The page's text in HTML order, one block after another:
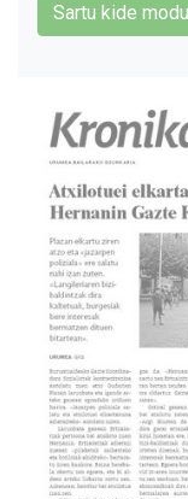
Sartu kide